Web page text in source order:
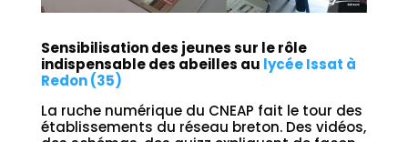
Sensibilisation des jeunes sur le rôle
indispensable des abeilles au lycée Issat à
Redon (35)
La ruche numérique du CNEAP fait le tour des
établissements du réseau breton. Des vidéos,